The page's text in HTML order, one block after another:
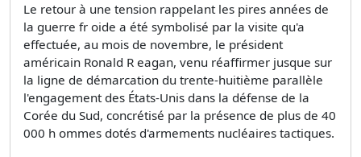
Le retour à une tension rappelant les pires années de
la guerre fr oide a été symbolisé par la visite qu'a
effectuée, au mois de novembre, le président
américain Ronald R eagan, venu réaffirmer jusque sur
la ligne de démarcation du trente-huitième parallèle
l'engagement des États-Unis dans la défense de la
Corée du Sud, concrétisé par la présence de plus de 40
000 h ommes dotés d'armements nucléaires tactiques.